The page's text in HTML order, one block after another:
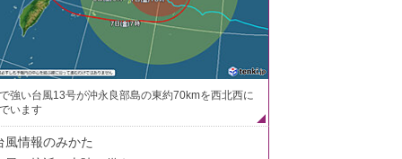
強い台風13号が沖永良部島の東約70kmを西北西に
います
風情報のみかた